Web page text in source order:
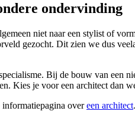
ondervinding
niet naar een stylist of
gezocht. Dit zien we dus
Bij de bouw van
Kies je voor een architect
informatiepagina overeen architect.